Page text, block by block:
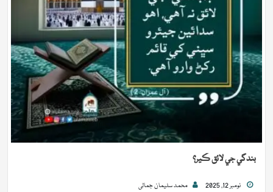
بندگي جي لائق ڪير؟
نومبر 12, 2025
محمد سلیمان جمالی